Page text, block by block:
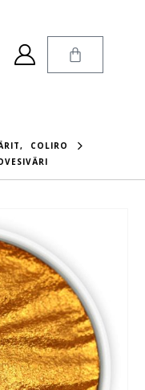
,
COLIRO